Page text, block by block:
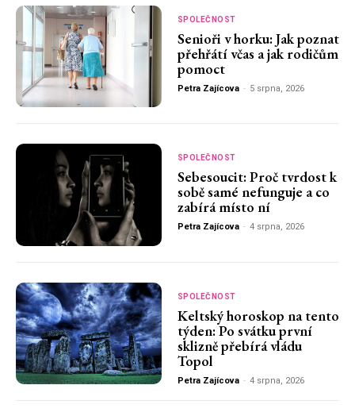
SPOLEČNOST
Senioři v horku: Jak poznat
přehřátí včas a jak rodičům
pomoct
Petra Zajícova - 5 srpna, 2026
SPOLEČNOST
Sebesoucit: Proč tvrdost k
sobě samé nefunguje a co
zabírá místo ní
Petra Zajícova - 4 srpna, 2026
SPOLEČNOST
Keltský horoskop na tento
týden: Po svátku první
sklizně přebírá vládu
Topol
Petra Zajícova - 4 srpna, 2026